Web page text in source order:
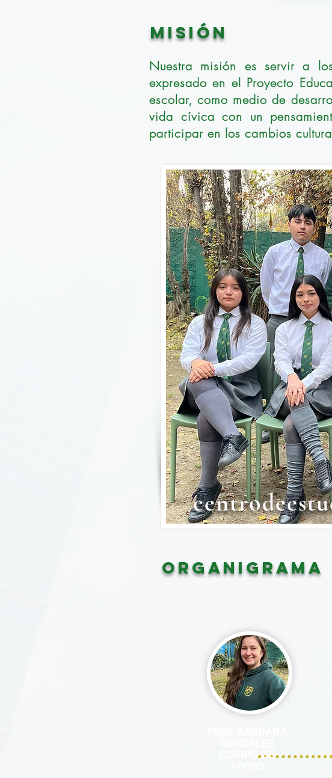
EQUIPO DE
oRGANIGRAMA
MISIÓN
Nuestra misión es servir a
expresado en el Proyecto
escolar, como medio de
vida cívica con un
participar en los cambios